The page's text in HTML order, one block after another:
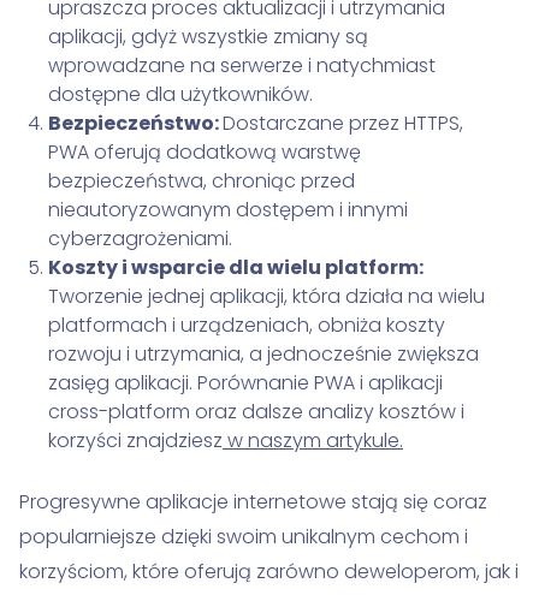
upraszcza proces aktualizacji i utrzymania
aplikacji, gdyż wszystkie zmiany są
wprowadzane na serwerze i natychmiast
dostępne dla użytkowników.
Bezpieczeństwo:Dostarczane przez HTTPS,
PWA oferują dodatkową warstwę
bezpieczeństwa, chroniąc przed
nieautoryzowanym dostępem i innymi
cyberzagrożeniami.
Koszty i wsparcie dla wielu platform:
Tworzenie jednej aplikacji, która działa na wielu
platformach i urządzeniach, obniża koszty
rozwoju i utrzymania, a jednocześnie zwiększa
zasięg aplikacji. Porównanie PWA i aplikacji
cross-platform oraz dalsze analizy kosztów i
korzyści znajdziesz w naszym artykule.
Progresywne aplikacje internetowe stają się coraz
popularniejsze dzięki swoim unikalnym cechom i
korzyściom, które oferują zarówno deweloperom, jak i